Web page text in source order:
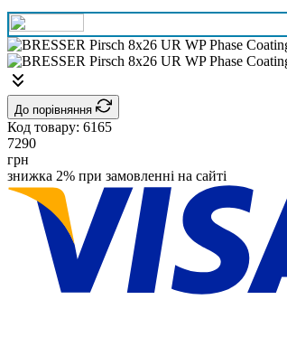
До порівняння
Код товару: 6165
7290
грн
знижка 2% при замовленні на сайті